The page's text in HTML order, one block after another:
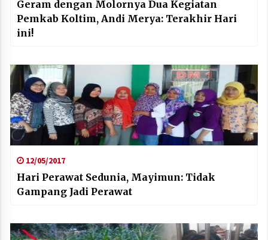
Geram dengan Molornya Dua Kegiatan
Pemkab Koltim, Andi Merya: Terakhir Hari
ini!
12/05/2017
Hari Perawat Sedunia, Mayimun: Tidak
Gampang Jadi Perawat